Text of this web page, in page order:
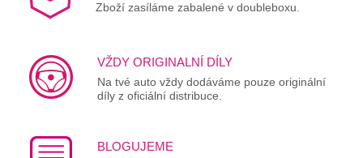
Zboží zasíláme zabalené v doubleboxu.
VŽDY ORIGINALNÍ DÍLY
Na tvé auto vždy dodáváme pouze originální
díly z oficiální distribuce.
BLOGUJEME